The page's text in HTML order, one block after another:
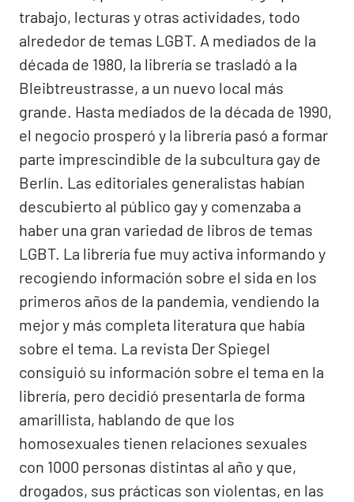
trabajo, lecturas y otras actividades, todo
alrededor de temas LGBT. A mediados de la
década de 1980, la librería se trasladó a la
Bleibtreustrasse, a un nuevo local más
grande. Hasta mediados de la década de 1990,
el negocio prosperó y la librería pasó a formar
parte imprescindible de la subcultura gay de
Berlín. Las editoriales generalistas habían
descubierto al público gay y comenzaba a
haber una gran variedad de libros de temas
LGBT. La librería fue muy activa informando y
recogiendo información sobre el sida en los
primeros años de la pandemia, vendiendo la
mejor y más completa literatura que había
sobre el tema. La revista Der Spiegel
consiguió su información sobre el tema en la
librería, pero decidió presentarla de forma
amarillista, hablando de que los
homosexuales tienen relaciones sexuales
con 1000 personas distintas al año y que,
drogados, sus prácticas son violentas, en las